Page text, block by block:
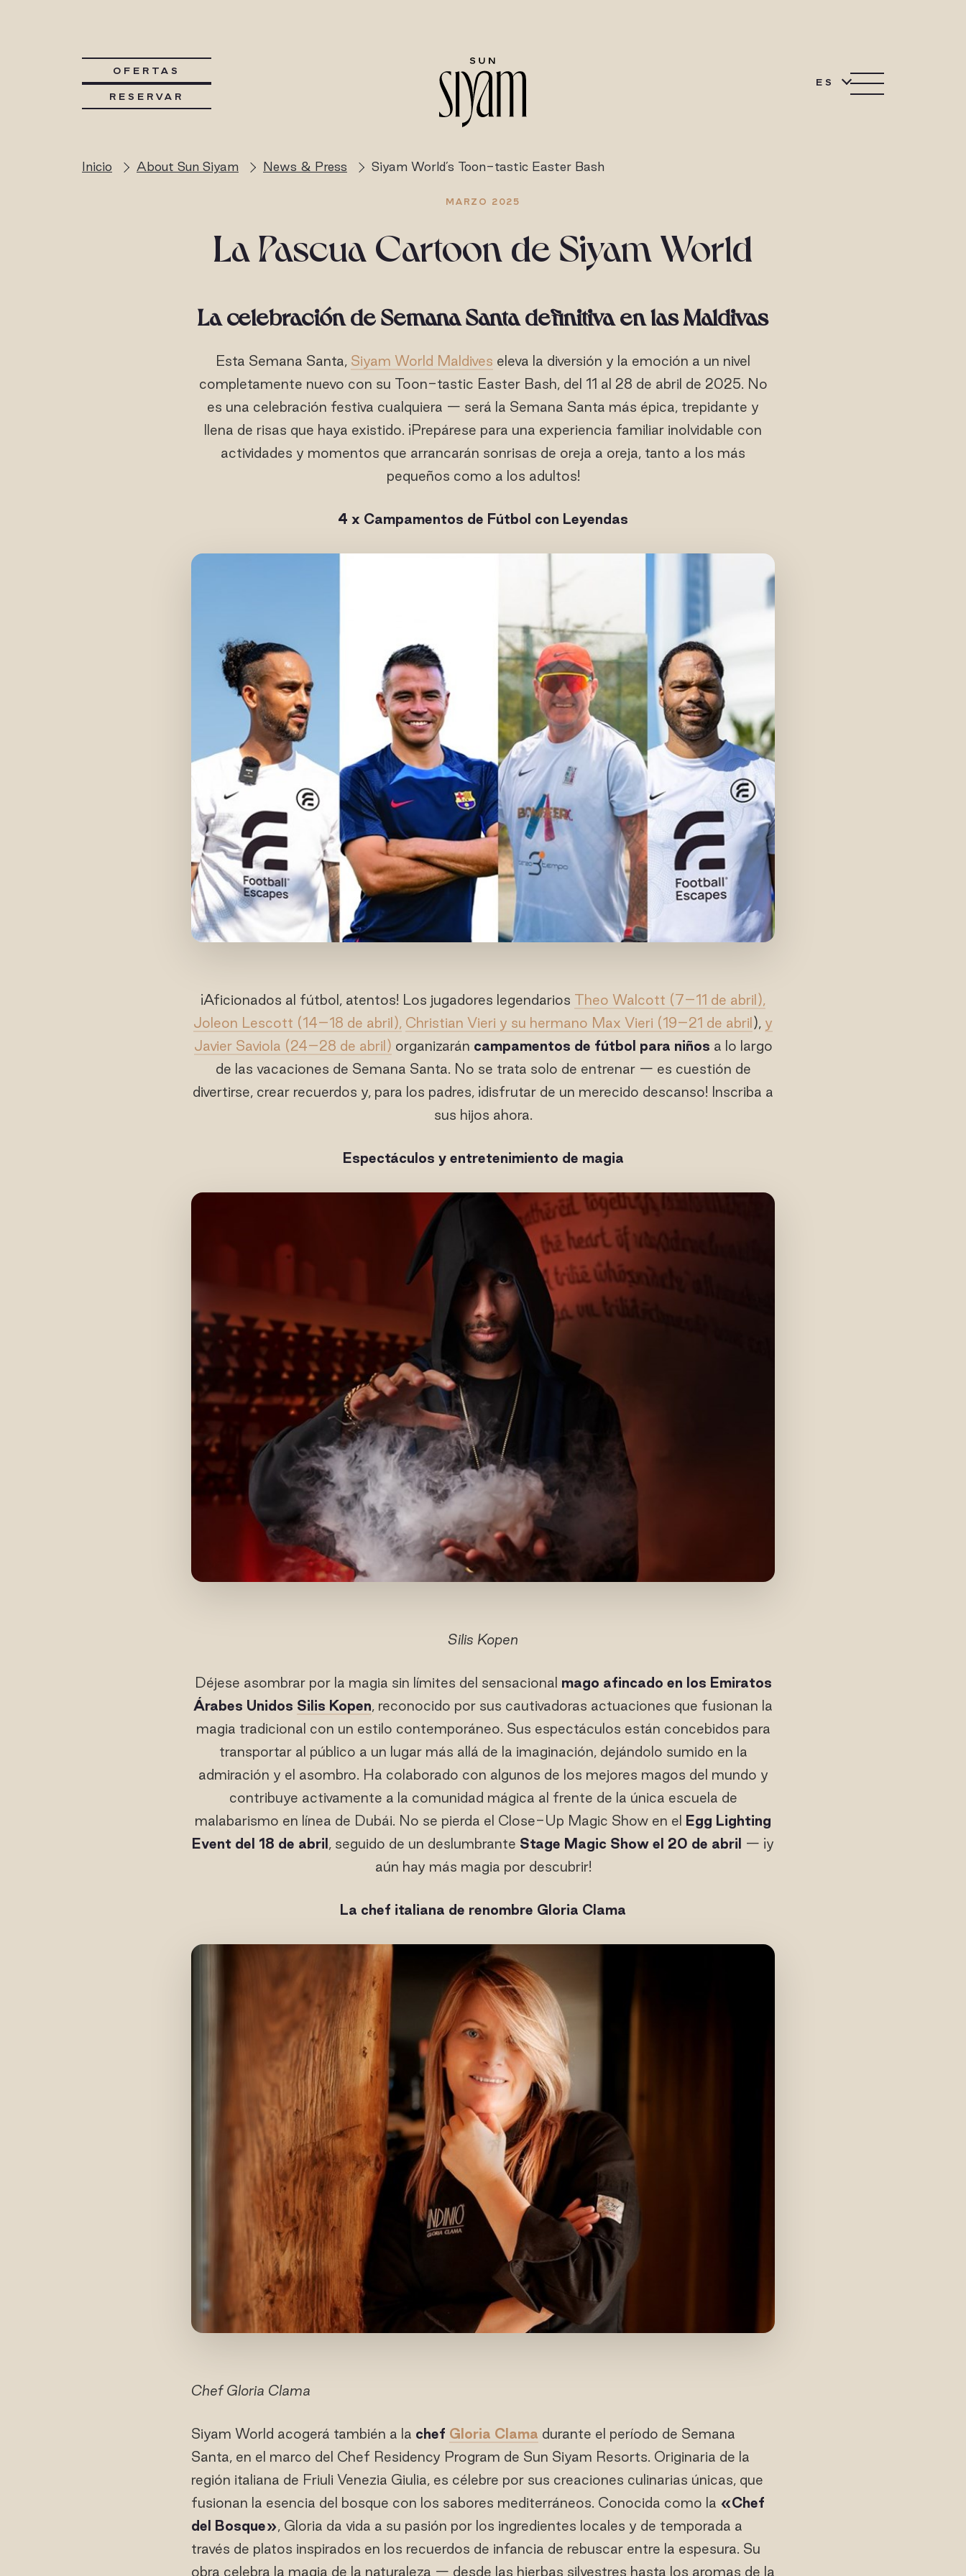
OFERTAS
RESERVAR
ES
Inicio About Sun Siyam News & Press Siyam World’s Toon-tastic Easter Bash
MARZO 2025
La Pascua Cartoon de Siyam World
La celebración de Semana Santa definitiva en las Maldivas
Esta Semana Santa, Siyam World Maldives eleva la diversión y la emoción a un nivel
completamente nuevo con su Toon-tastic Easter Bash, del 11 al 28 de abril de 2025. No
es una celebración festiva cualquiera — será la Semana Santa más épica, trepidante y
llena de risas que haya existido. ¡Prepárese para una experiencia familiar inolvidable con
actividades y momentos que arrancarán sonrisas de oreja a oreja, tanto a los más
pequeños como a los adultos!
4 x Campamentos de Fútbol con Leyendas
¡Aficionados al fútbol, atentos! Los jugadores legendarios Theo Walcott (7–11 de abril),
Joleon Lescott (14–18 de abril), Christian Vieri y su hermano Max Vieri (19–21 de abril ), y
Javier Saviola (24–28 de abril) organizarán campamentos de fútbol para niños a lo largo
de las vacaciones de Semana Santa. No se trata solo de entrenar — es cuestión de
divertirse, crear recuerdos y, para los padres, ¡disfrutar de un merecido descanso! Inscriba a
sus hijos ahora.
Espectáculos y entretenimiento de magia
Silis Kopen
Déjese asombrar por la magia sin límites del sensacional mago afincado en los Emiratos
Árabes Unidos Silis Kopen, reconocido por sus cautivadoras actuaciones que fusionan la
magia tradicional con un estilo contemporáneo. Sus espectáculos están concebidos para
transportar al público a un lugar más allá de la imaginación, dejándolo sumido en la
admiración y el asombro. Ha colaborado con algunos de los mejores magos del mundo y
contribuye activamente a la comunidad mágica al frente de la única escuela de
malabarismo en línea de Dubái. No se pierda el Close-Up Magic Show en el Egg Lighting
Event del 18 de abril , seguido de un deslumbrante Stage Magic Show el 20 de abril — ¡y
aún hay más magia por descubrir!
La chef italiana de renombre Gloria Clama
Chef Gloria Clama
Siyam World acogerá también a la chef Gloria Clama durante el período de Semana
Santa, en el marco del Chef Residency Program de Sun Siyam Resorts. Originaria de la
región italiana de Friuli Venezia Giulia, es célebre por sus creaciones culinarias únicas, que
fusionan la esencia del bosque con los sabores mediterráneos. Conocida como la «Chef
del Bosque», Gloria da vida a su pasión por los ingredientes locales y de temporada a
través de platos inspirados en los recuerdos de infancia de rebuscar entre la espesura. Su
obra celebra la magia de la naturaleza — desde las hierbas silvestres hasta los aromas de la